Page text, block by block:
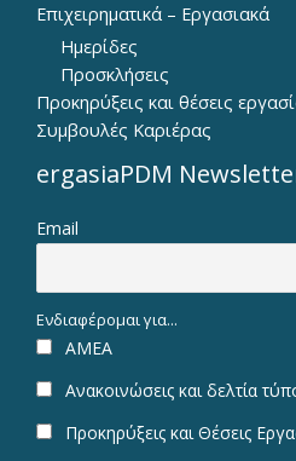
Επιχειρηματικά – Εργασιακά
Ημερίδες
Προσκλήσεις
Προκηρύξεις και θέσεις
Συμβουλές Καριέρας
ergasiaPDM
Email
Ενδιαφέρομαι για...
ΑΜΕΑ
Ανακοινώσεις και δελτία
Προκηρύξεις και Θέσεις